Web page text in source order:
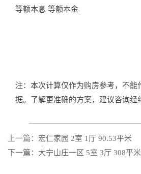
等额本息 等额本金
注：本次计算仅作为购房参考，不能
据。了解更准确的方案，建议咨询经
上一篇：宏仁家园 2室 1厅 90.53平米
下一篇：大宁山庄一区 5室 3厅 308平米